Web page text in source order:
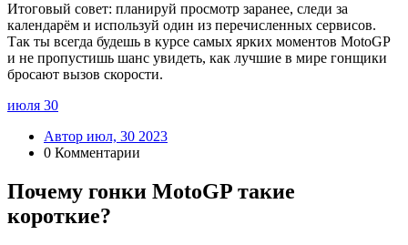
Итоговый совет: планируй просмотр заранее, следи за
календарём и используй один из перечисленных сервисов.
Так ты всегда будешь в курсе самых ярких моментов MotoGP
и не пропустишь шанс увидеть, как лучшие в мире гонщики
бросают вызов скорости.
июля 30
Автор июл, 30 2023
0 Комментарии
Почему гонки MotoGP такие
короткие?